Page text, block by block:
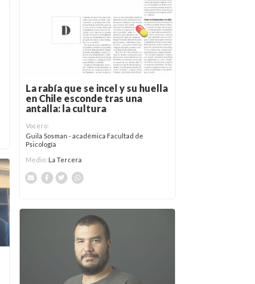
La rabía que se incel y su huella
en Chile esconde tras una
antalla: la cultura
Vocero:
Guila Sosman - académica Facultad de
Psicología
Medio: La Tercera